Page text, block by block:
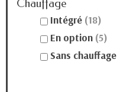
Chauffage
Intégré (18)
En option (5)
Sans chauffage